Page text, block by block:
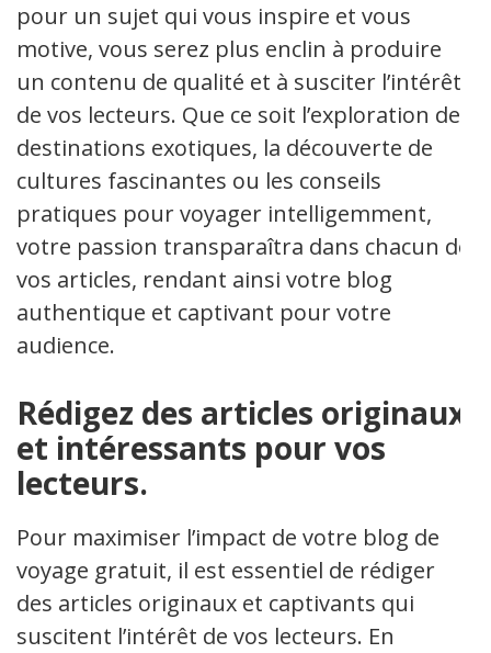
pour un sujet qui vous inspire et vous
motive, vous serez plus enclin à produire
un contenu de qualité et à susciter l’intérêt
de vos lecteurs. Que ce soit l’exploration de
destinations exotiques, la découverte de
cultures fascinantes ou les conseils
pratiques pour voyager intelligemment,
votre passion transparaîtra dans chacun de
vos articles, rendant ainsi votre blog
authentique et captivant pour votre
audience.
Rédigez des articles originaux
et intéressants pour vos
lecteurs.
Pour maximiser l’impact de votre blog de
voyage gratuit, il est essentiel de rédiger
des articles originaux et captivants qui
suscitent l’intérêt de vos lecteurs. En